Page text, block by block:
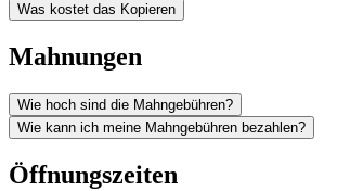
Was kostet das Kopieren
Mahnungen
Wie hoch sind die Mahngebühren?
Wie kann ich meine Mahngebühren bezahlen?
Öffnungszeiten